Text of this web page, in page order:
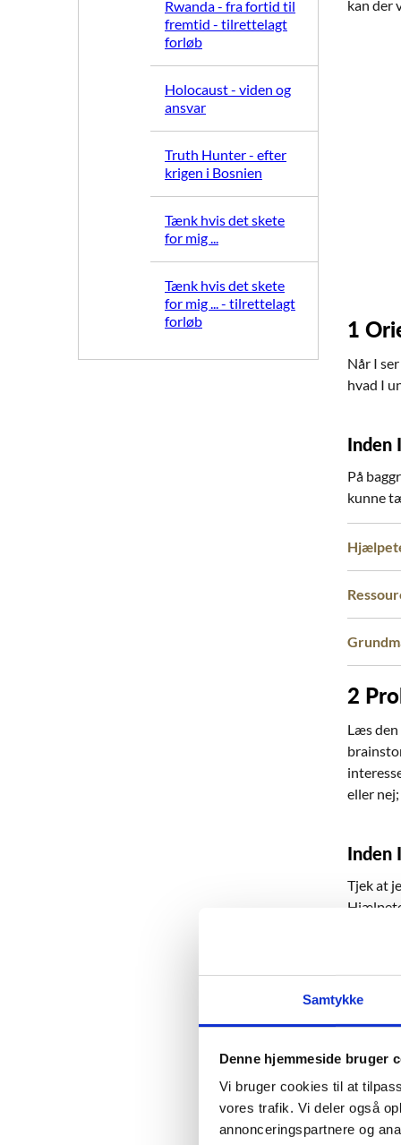
Samtykke
Denne hjemmeside bruger
Vi bruger cookies til at
vores trafik. Vi deler også
annonceringspartnere og
Rwanda - fra fortid til
fremtid - tilrettelagt
forløb
Holocaust - viden og
ansvar
Truth Hunter - efter
krigen i Bosnien
Tænk hvis det skete
for mig ...
Tænk hvis det skete
for mig ... - tilrettelagt
forløb
kan der
1
Når I
hvad I
Inden
På
kunne
2
Læs den
eller
Inden
Tjek at
3
For at
kommer